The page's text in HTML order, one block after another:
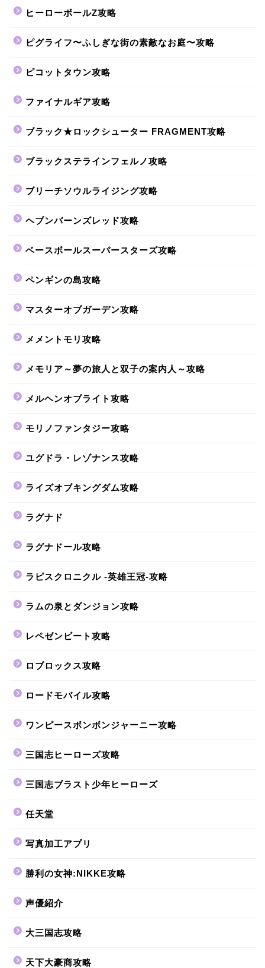
ヒーローボールZ攻略
ピグライフ〜ふしぎな街の素敵なお庭〜攻略
ピコットタウン攻略
ファイナルギア攻略
ブラック★ロックシューター FRAGMENT攻略
ブラックステラインフェルノ攻略
ブリーチソウルライジング攻略
ヘブンバーンズレッド攻略
ベースボールスーパースターズ攻略
ペンギンの島攻略
マスターオブガーデン攻略
メメントモリ攻略
メモリア～夢の旅人と双子の案内人～攻略
メルヘンオブライト攻略
モリノファンタジー攻略
ユグドラ・レゾナンス攻略
ライズオブキングダム攻略
ラグナド
ラグナドール攻略
ラピスクロニクル -英雄王冠-攻略
ラムの泉とダンジョン攻略
レペゼンビート攻略
ロブロックス攻略
ロードモバイル攻略
ワンピースボンボンジャーニー攻略
三国志ヒーローズ攻略
三国志ブラスト少年ヒーローズ
任天堂
写真加工アプリ
勝利の女神:NIKKE攻略
声優紹介
大三国志攻略
天下大豪商攻略